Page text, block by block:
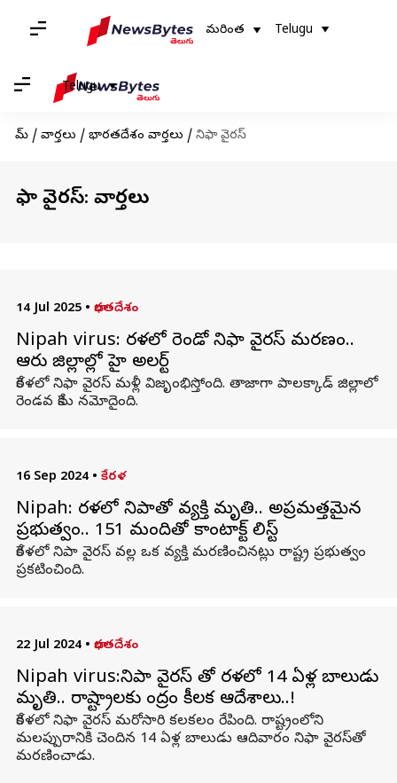
మరింత Telugu
Telugu
హోమ్ / వార్తలు / భారతదేశం వార్తలు / నిఫా వైరస్
నిఫా వైరస్: వార్తలు
14 Jul 2025 • భారతదేశం
Nipah virus: కేరళలో రెండో నిఫా వైరస్ మరణం..
ఆరు జిల్లాల్లో హై అలర్ట్
కేరళలో నిఫా వైరస్ మళ్లీ విజృంభిస్తోంది. తాజాగా పాలక్కాడ్ జిల్లాలో
రెండవ కేసు నమోదైంది.
16 Sep 2024 • కేరళ
Nipah: కేరళలో నిపాతో వ్యక్తి మృతి.. అప్రమత్తమైన
ప్రభుత్వం.. 151 మందితో కాంటాక్ట్ లిస్ట్
కేరళలో నిపా వైరస్ వల్ల ఒక వ్యక్తి మరణించినట్లు రాష్ట్ర ప్రభుత్వం
ప్రకటించింది.
22 Jul 2024 • భారతదేశం
Nipah virus:నిపా వైరస్ తో కేరళలో 14 ఏళ్ల బాలుడు
మృతి.. రాష్ట్రాలకు కేంద్రం కీలక ఆదేశాలు..!
కేరళలో నిఫా వైరస్ మరోసారి కలకలం రేపింది. రాష్ట్రంలోని
మలప్పురానికి చెందిన 14 ఏళ్ల బాలుడు ఆదివారం నిఫా వైరస్‌తో
మరణించాడు.